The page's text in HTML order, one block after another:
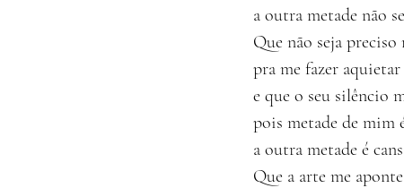
a outra metade não
Que não seja
pra me fazer
e que o seu silêncio
pois metade de mim
a outra metade é
Que a arte me